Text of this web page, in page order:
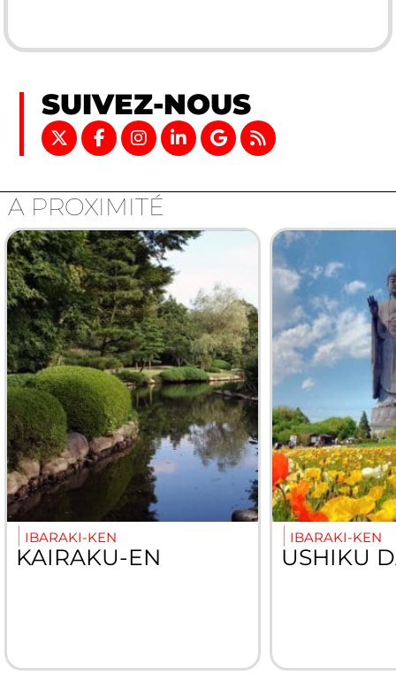
SUIVEZ-NOUS
A PROXIMITÉ
IBARAKI-KEN
KAIRAKU-EN
IBARAKI-KEN
USHIKU